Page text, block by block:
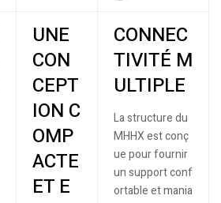
UNE
CON
CEPT
ION C
OMP
ACTE
ET E
CONNEC
TIVITÉ M
ULTIPLE
La structure du
MHHX est conç
ue pour fournir
un support conf
ortable et mania